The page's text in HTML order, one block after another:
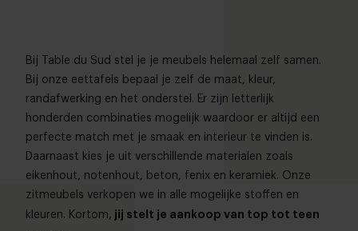
Bij Table du Sud stel je je meubels helemaal zelf samen.
Bij onze eettafels bepaal je zelf de maat, kleur,
randafwerking en het onderstel. Er zijn letterlijk
honderden combinaties mogelijk waardoor er altijd een
perfecte match met je smaak en interieur te vinden is.
Daarnaast kies je uit verschillende materialen zoals
eikenhout, notenhout, beton, fenix en keramiek. Onze
zitmeubels verkopen we in alle mogelijke stoffen en
kleuren. Kortom, jij stelt je aankoop van top tot teen